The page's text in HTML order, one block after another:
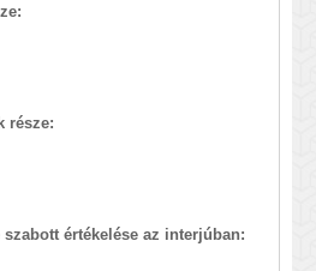
része:
értékelése az interjúban: